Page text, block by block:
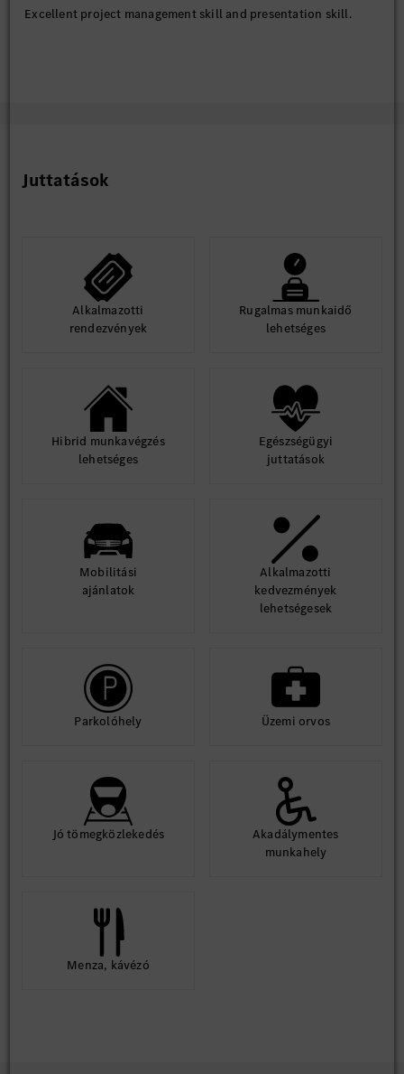
Excellent project management skill and presentation skill.
Juttatások
Alkalmazotti
rendezvények
Rugalmas munkaidő
lehetséges
Hibrid munkavégzés
lehetséges
Egészségügyi
juttatások
Mobilitási
ajánlatok
Alkalmazotti
kedvezmények
lehetségesek
Parkolóhely Üzemi orvos
Jó tömegközlekedés
Akadálymentes
munkahely
Menza, kávézó